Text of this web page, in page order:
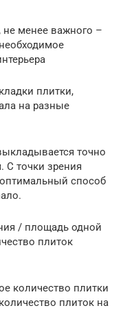
не менее важного –
плитки,
на разные
точно
С точки зрения
способ
/ площадь одной
плиток
количество плитки
плиток на